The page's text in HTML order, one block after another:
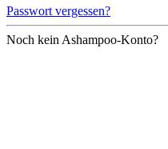
Passwort vergessen?
Noch kein Ashampoo-Konto?